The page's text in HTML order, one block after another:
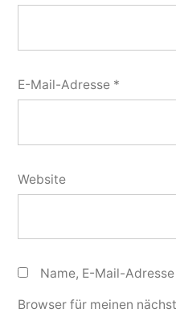
E-Mail-Adresse *
Website
Name, E-Mail-
Browser für meinen